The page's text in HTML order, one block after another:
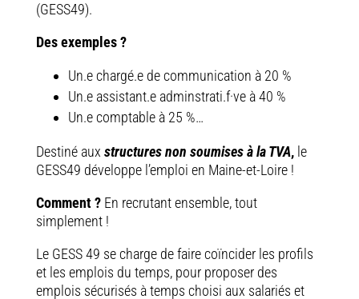
(GESS49).
Des exemples ?
Un.e chargé.e de communication à 20 %
Un.e assistant.e adminstrati.f·ve à 40 %
Un.e comptable à 25 %…
Destiné aux structuresnon soumises à la TVA,le
GESS49 développe l’emploi en Maine-et-Loire !
Comment ?En recrutant ensemble, tout
simplement !
Le GESS 49 se charge de faire coïncider les profils
et les emplois du temps, pour proposer des
emplois sécurisés à temps choisi aux salariés et